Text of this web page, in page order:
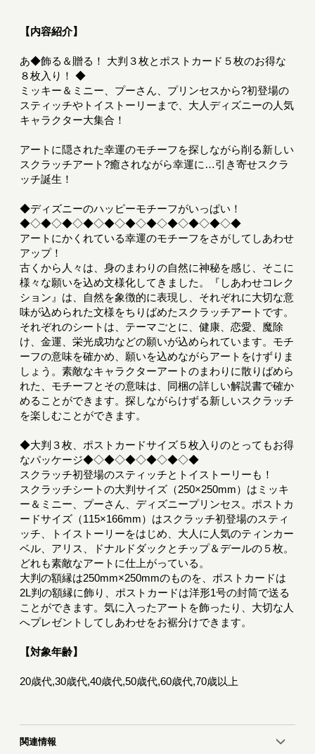
【内容紹介】
あ◆飾る＆贈る！ 大判３枚とポストカード５枚のお得な
８枚入り！ ◆
ミッキー＆ミニー、プーさん、プリンセスから?初登場の
スティッチやトイストーリーまで、大人ディズニーの人気
キャラクター大集合！
アートに隠された幸運のモチーフを探しながら削る新しい
スクラッチアート?癒されながら幸運に…引き寄せスクラ
ッチ誕生！
◆ディズニーのハッピーモチーフがいっぱい！
◆◇◆◇◆◇◆◇◆◇◆◇◆◇◆◇◆◇◆◇◆
アートにかくれている幸運のモチーフをさがしてしあわせ
アップ！
古くから人々は、身のまわりの自然に神秘を感じ、そこに
様々な願いを込め文様化してきました。『しあわせコレク
ション』は、自然を象徴的に表現し、それぞれに大切な意
味が込められた文様をちりばめたスクラッチアートです。
それぞれのシートは、テーマごとに、健康、恋愛、魔除
け、金運、栄光成功などの願いが込められています。モチ
ーフの意味を確かめ、願いを込めながらアートをけずりま
しょう。素敵なキャラクターアートのまわりに散りばめら
れた、モチーフとその意味は、同梱の詳しい解説書で確か
めることができます。探しながらけずる新しいスクラッチ
を楽しむことができます。
◆大判３枚、ポストカードサイズ５枚入りのとってもお得
なパッケージ◆◇◆◇◆◇◆◇◆◇◆
スクラッチ初登場のスティッチとトイストーリーも！
スクラッチシートの大判サイズ（250×250mm）はミッキ
ー＆ミニー、プーさん、ディズニープリンセス。ポストカ
ードサイズ（115×166mm）はスクラッチ初登場のスティ
ッチ、トイストーリーをはじめ、大人に人気のティンカー
ベル、アリス、ドナルドダックとチップ＆デールの５枚。
どれも素敵なアートに仕上がっている。
大判の額縁は250mm×250mmのものを、ポストカードは
2L判の額縁に飾り、ポストカードは洋形1号の封筒で送る
ことができます。気に入ったアートを飾ったり、大切な人
へプレゼントしてしあわせをお裾分けできます。
【対象年齢】
20歳代,30歳代,40歳代,50歳代,60歳代,70歳以上
関連情報